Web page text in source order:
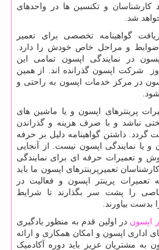
و تکنسین ها در واحدهای
شد.
گواهینامه تخصصی برای تعمیر
ضوابط و مراحل خاص خودش را دارد.
در نمایندگی اپسون تمامی این
شرکت اپسون گذرانده اند. از همین
در مرکز خدمات اپسون به راحتی و
پرینترهای اپسون و یا ماشین های
نباشد و با صرف هزینه و گذراندن
گردد. داشتن گواهینامه دلیل بر حرفه
و یا نمایندگی اپسون نیست. از آنجایی
و تعمیرات حرفه ای برای نمایندگی
تعمیرپرینترهای اپسون ما باید
تعمیرات پرینتر اپسون و فعالیت در
را پشت سر بگذارند تا شرایط
بدست بیاورند.
اپسون در اولین قدم به منظور یادگیری
اداری اپسون و امکان همکاری و ارائه
مشتریان عزیز باید دوره آکادمیک